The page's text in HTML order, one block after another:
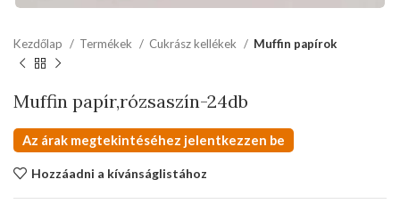
Kezdőlap Termékek Cukrász kellékek Muffin papírok
Muffin papír,rózsaszín-24db
Az árak megtekintéséhez jelentkezzen be
Hozzáadni a kívánságlistához